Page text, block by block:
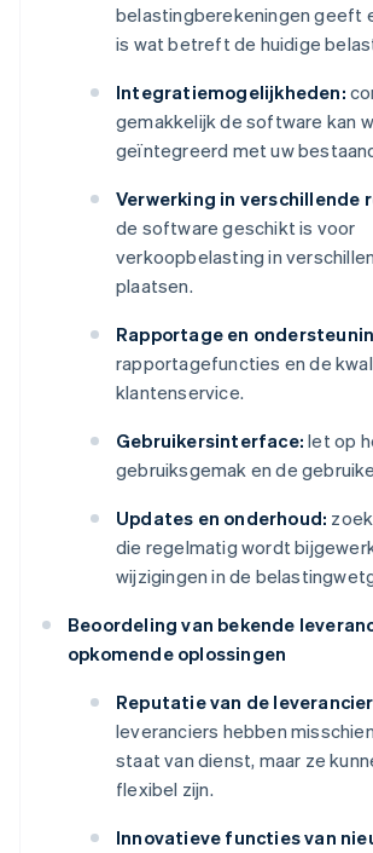
belastingberekeningen geeft
is wat betreft de huidige
Integratiemogelijkheden:
gemakkelijk de software kan
geïntegreerd met uw
Verwerking in verschillende
de software geschikt is voor
verkoopbelasting in
plaatsen.
Rapportage en
rapportagefuncties en de
klantenservice.
Gebruikersinterface: let op
gebruiksgemak en de
Updates en onderhoud:
die regelmatig wordt
wijzigingen in de
Beoordeling van bekende
opkomende oplossingen
Reputatie van de
leveranciers hebben
staat van dienst, maar ze
flexibel zijn.
Innovatieve functies van